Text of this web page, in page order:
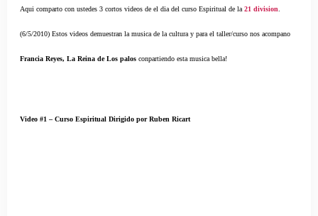
Aqui comparto con ustedes 3 cortos videos de el dia del curso Espiritual de la 21 division
(6/5/2010) Estos videos demuestran la musica de la cultura y para el taller/curso nos acompano
Francia Reyes, La Reina de Los palos conpartiendo esta musica bella!
Video #1 – Curso Espiritual Dirigido por Ruben Ricart